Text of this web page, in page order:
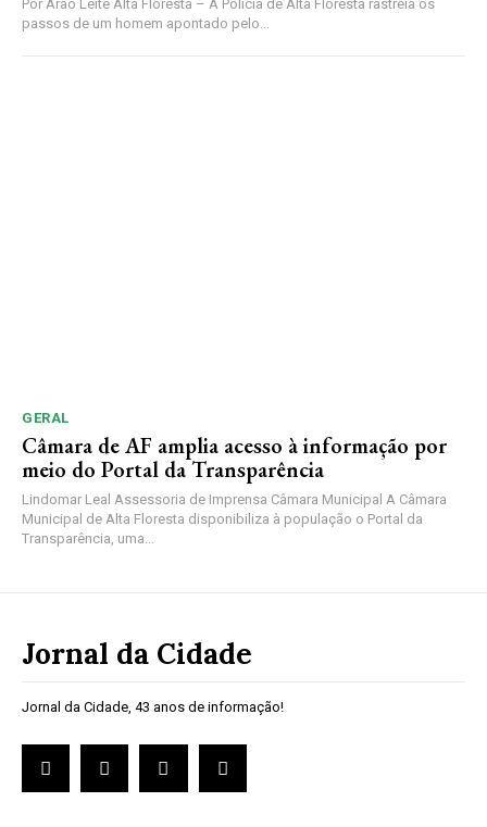
Por Arão Leite Alta Floresta – A Polícia de Alta Floresta rastreia os
passos de um homem apontado pelo...
GERAL
Câmara de AF amplia acesso à informação por
meio do Portal da Transparência
Lindomar Leal Assessoria de Imprensa Câmara Municipal A Câmara
Municipal de Alta Floresta disponibiliza à população o Portal da
Transparência, uma...
Jornal da Cidade
Jornal da Cidade, 43 anos de informação!